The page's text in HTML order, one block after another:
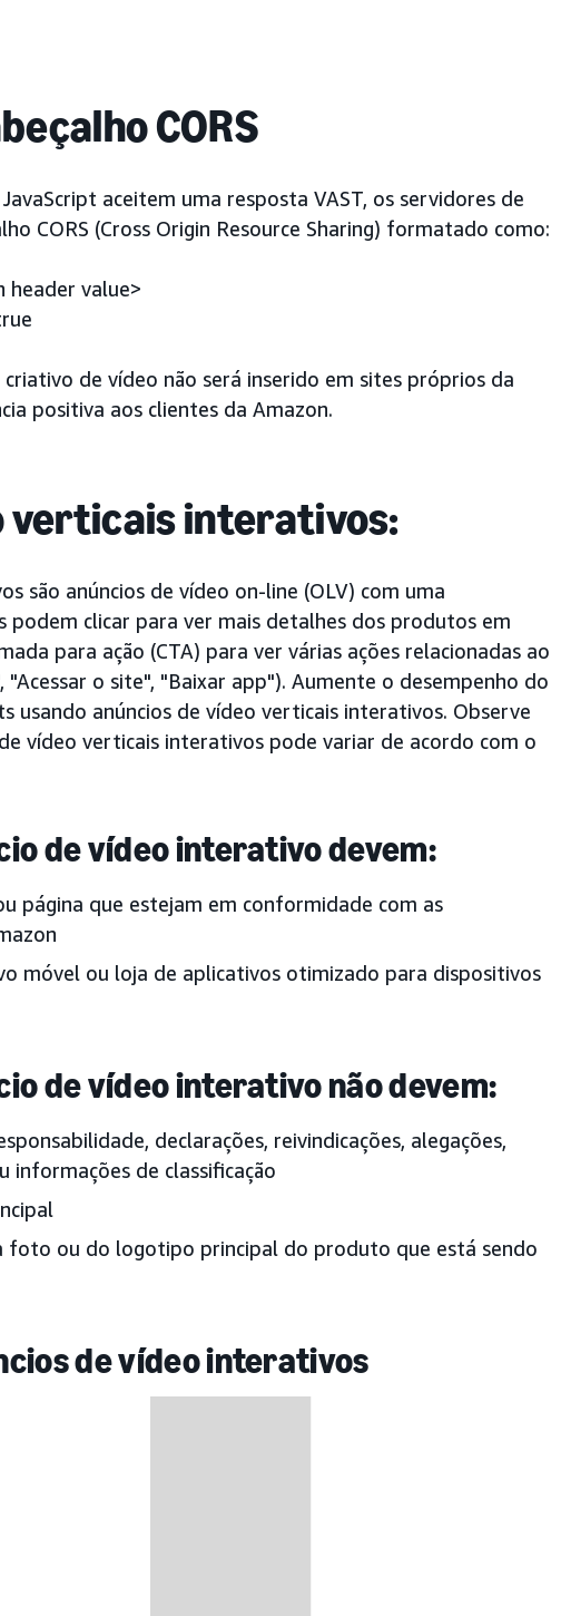
CORS
aceitem uma resposta VAST, os servidores de
CORS (Cross Origin Resource Sharing) formatado como:
header value>
de vídeo não será inserido em sites próprios da
positiva aos clientes da Amazon.
verticais interativos:
são anúncios de vídeo on-line (OLV) com uma
podem clicar para ver mais detalhes dos produtos em
para ação (CTA) para ver várias ações relacionadas ao
"Acessar o site", "Baixar app"). Aumente o desempenho do
usando anúncios de vídeo verticais interativos. Observe
vídeo verticais interativos pode variar de acordo com o
de vídeo interativo devem:
página que estejam em conformidade com as
móvel ou loja de aplicativos otimizado para dispositivos
de vídeo interativo não devem:
declarações, reivindicações, alegações,
de classificação
foto ou do logotipo principal do produto que está sendo
de vídeo interativos